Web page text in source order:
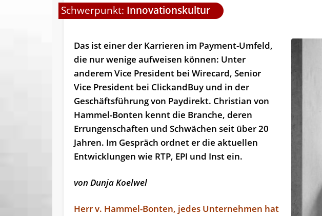
Schwerpunkt: Innovationskultur
Das ist einer der Karrieren im Payment-Umfeld,
die nur wenige aufweisen können: Unter
anderem Vice President bei Wirecard, Senior
Vice President bei ClickandBuy und in der
Geschäftsführung von Paydirekt. Christian von
Hammel-Bonten kennt die Branche, deren
Errungenschaften und Schwächen seit über 20
Jahren. Im Gespräch ordnet er die aktuellen
Entwicklungen wie RTP, EPI und Inst ein.
von Dunja Koelwel
Herr v. Hammel-Bonten, jedes Unternehmen hat